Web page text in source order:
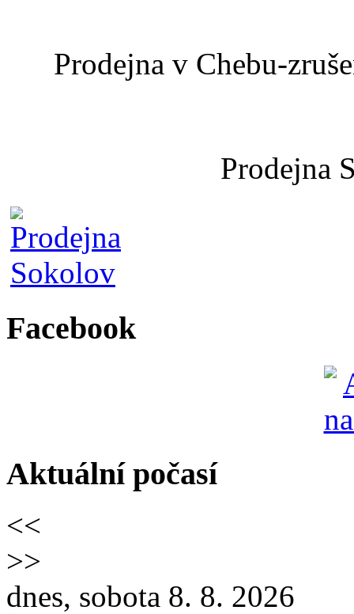
Prodejna v Chebu-
Prodejna
Facebook
Aktuální počasí
<<
>>
dnes, sobota 8. 8. 2026